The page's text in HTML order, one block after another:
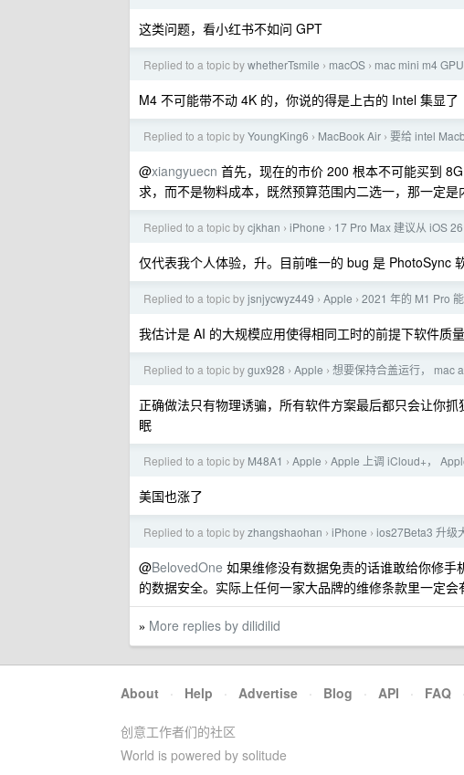
这类问题，看小红书不如问 GPT
Replied to a topic bywhetherTsmile › macOS › mac mini m4
M4 不可能带不动 4K 的，你说的得是上古的 Intel 集显了
Replied to a topic byYoungKing6 › MacBook Air › 要给 intel
@xiangyuecn 首先，现在的市价 200 根本不可能买到
求，而不是物料成本，既然预算范围内二选一，那一定
Replied to a topic bycjkhan › iPhone › 17 Pro Max 建议从 iOS
仅代表我个人体验，升。目前唯一的 bug 是 PhotoSync
Replied to a topic byjsnjycwyz449 › Apple › 2021 年的 M1 Pro
我估计是 AI 的大规模应用使得相同工时的前提下软件质
Replied to a topic bygux928 › Apple › 想要保持合盖运行， mac
正确做法只有物理诱骗，所有软件方案最后都只会让你
眠
Replied to a topic by M48A1 › Apple › Apple 上调 iCloud+，
美国也涨了
Replied to a topic byzhangshaohan › iPhone › ios27Beta3 升级
@BelovedOne 如果维修没有数据免责的话谁敢给你修
的数据安全。实际上任何一家大品牌的维修条款里一定
» More replies by dilidilid
About · Help · Advertise · Blog · API · FAQ ·
创意工作者们的社区
World is powered by solitude